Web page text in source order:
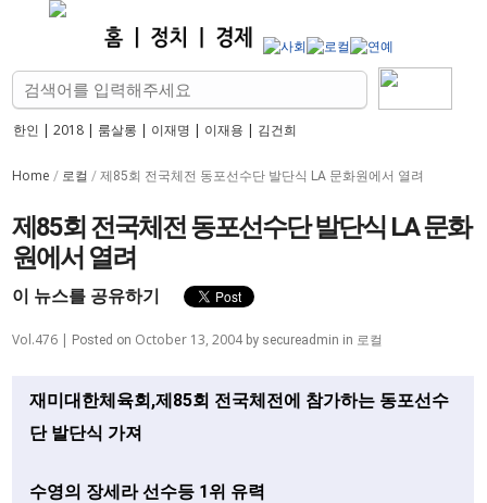
한인 | 2018| 룸살롱 | 이재명 | 이재용 | 김건희
Home / 로컬 /제85회 전국체전 동포선수단 발단식 LA 문화원에서 열려
제85회 전국체전 동포선수단 발단식 LA 문화
원에서 열려
이 뉴스를 공유하기
Vol.476 | Posted on October 13, 2004by secureadmin in 로컬
재미대한체육회,제85회 전국체전에 참가하는 동포선수
단 발단식 가져
수영의 장세라 선수등 1위 유력